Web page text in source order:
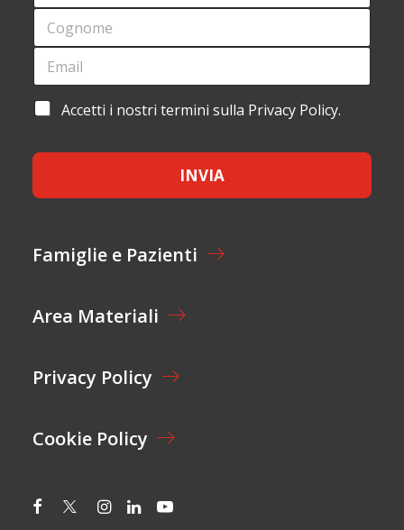
M
*
C
G
O
E
*
E
M
A
L
E
A
I
L
A
E
T
O
*
Accetti i nostri termini sulla Privacy Policy.
INVIA
Famiglie e Pazienti
Area Materiali
Privacy Policy
Cookie Policy